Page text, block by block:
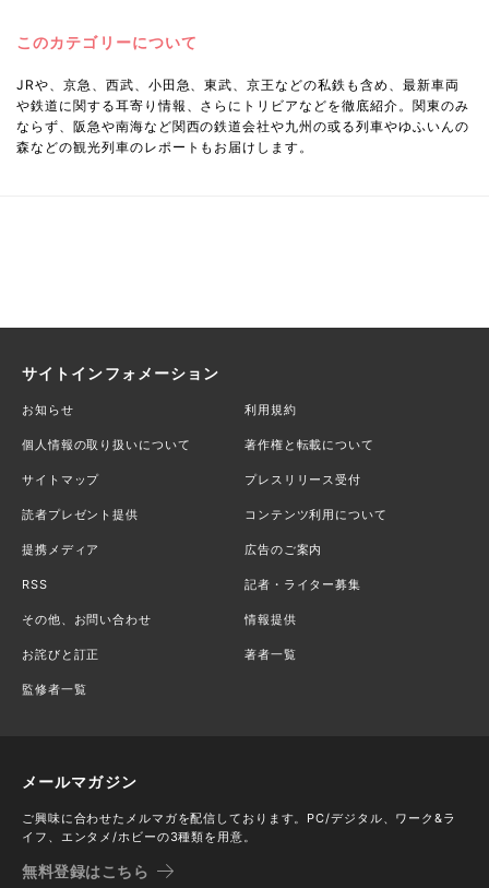
このカテゴリーについて
JRや、京急、西武、小田急、東武、京王などの私鉄も含め、最新車両
や鉄道に関する耳寄り情報、さらにトリビアなどを徹底紹介。関東のみ
ならず、阪急や南海など関西の鉄道会社や九州の或る列車やゆふいんの
森などの観光列車のレポートもお届けします。
サイトインフォメーション
お知らせ 利用規約
個人情報の取り扱いについて 著作権と転載について
サイトマップ プレスリリース受付
読者プレゼント提供 コンテンツ利用について
提携メディア 広告のご案内
RSS 記者・ライター募集
その他、お問い合わせ 情報提供
お詫びと訂正 著者一覧
監修者一覧
メールマガジン
ご興味に合わせたメルマガを配信しております。PC/デジタル、ワーク&ラ
イフ、エンタメ/ホビーの3種類を用意。
無料登録はこちら